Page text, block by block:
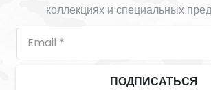
коллекциях и специальных
ПОДПИСАТЬСЯ